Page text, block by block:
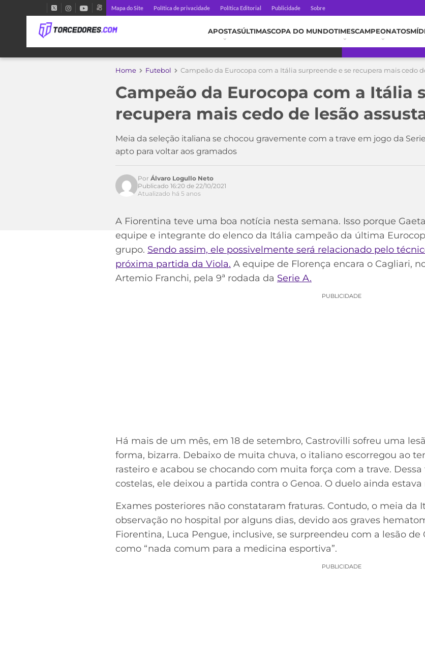
Mapa do Site Política de privacidade Política Editorial Publicidade Sobre
APOSTASÚLTIMASCOPA DO MUNDOTIMESCAMPEONATOS
Home Futebol Campeão da Eurocopa com a Itália surpreende e se recupera mais cedo
Campeão da Eurocopa com a Itália
recupera mais cedo de lesão
Meia da seleção italiana se chocou gravemente com a trave em jogo da
apto para voltar aos gramados
Acesse o perfil do autor
Por Álvaro Logullo Neto
Publicado 16:20 de 22/10/2021
Atualizado há 5 anos
A Fiorentina teve uma boa notícia nesta semana. Isso porque
equipe e integrante do elenco da Itália campeão da última
grupo. Sendo assim, ele possivelmente será relacionado pelo
próxima partida da Viola. A equipe de Florença encara o Cagliari,
Artemio Franchi, pela 9ª rodada da Serie A.
PUBLICIDADE
Há mais de um mês, em 18 de setembro, Castrovilli sofreu uma
forma, bizarra. Debaixo de muita chuva, o italiano escorregou ao
rasteiro e acabou se chocando com muita força com a trave.
costelas, ele deixou a partida contra o Genoa. O duelo ainda
Exames posteriores não constataram fraturas. Contudo, o meia da
observação no hospital por alguns dias, devido aos graves
Fiorentina, Luca Pengue, inclusive, se surpreendeu com a lesão de
como “nada comum para a medicina esportiva”.
PUBLICIDADE